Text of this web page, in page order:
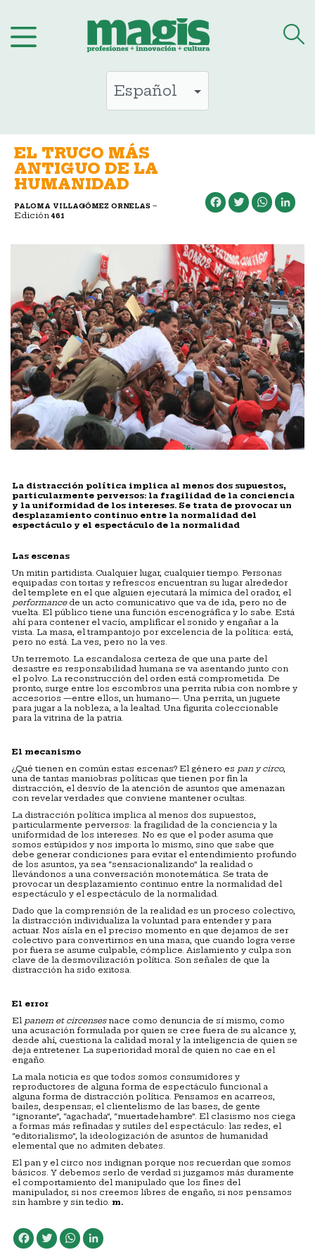
al
EL TRUCO MÁS
ANTIGUO DE LA
HUMANIDAD
PALOMA VILLAGÓMEZ ORNELAS –
Edición461
Facebook Twitter WhatsApp
La distracción política implica al menos dos supuestos,
particularmente perversos: la fragilidad de la conciencia
y la uniformidad de los intereses. Se trata de provocar un
desplazamiento continuo entre la normalidad del
espectáculo y el espectáculo de la normalidad
Las escenas
Un mitin partidista. Cualquier lugar, cualquier tiempo. Personas
equipadas con tortas y refrescos encuentran su lugar alrededor
del templete en el que alguien ejecutará la mímica del orador, el
performance de un acto comunicativo que va de ida, pero no de
vuelta. El público tiene una función escenográfica y lo sabe. Está
ahí para contener el vacío, amplificar el sonido y engañar a la
vista. La masa, el trampantojo por excelencia de la política: está,
pero no está. La ves, pero no la ves.
Un terremoto. La escandalosa certeza de que una parte del
desastre es responsabilidad humana se va asentando junto con
el polvo. La reconstrucción del orden está comprometida. De
pronto, surge entre los escombros una perrita rubia con nombre y
accesorios —entre ellos, un humano—. Una perrita, un juguete
para jugar a la nobleza, a la lealtad. Una figurita coleccionable
para la vitrina de la patria.
El mecanismo
¿Qué tienen en común estas escenas? El género es pan y circo,
una de tantas maniobras políticas que tienen por fin la
distracción, el desvío de la atención de asuntos que amenazan
con revelar verdades que conviene mantener ocultas.
La distracción política implica al menos dos supuestos,
particularmente perversos: la fragilidad de la conciencia y la
uniformidad de los intereses. No es que el poder asuma que
somos estúpidos y nos importa lo mismo, sino que sabe que
debe generar condiciones para evitar el entendimiento profundo
de los asuntos, ya sea “sensacionalizando” la realidad o
llevándonos a una conversación monotemática. Se trata de
provocar un desplazamiento continuo entre la normalidad del
espectáculo y el espectáculo de la normalidad.
Dado que la comprensión de la realidad es un proceso colectivo,
la distracción individualiza la voluntad para entender y para
actuar. Nos aísla en el preciso momento en que dejamos de ser
colectivo para convertirnos en una masa, que cuando logra verse
por fuera se asume culpable, cómplice. Aislamiento y culpa son
clave de la desmovilización política. Son señales de que la
distracción ha sido exitosa.
El error
El panem et circensesnace como denuncia de sí mismo, como
una acusación formulada por quien se cree fuera de su alcance y,
desde ahí, cuestiona la calidad moral y la inteligencia de quien se
deja entretener. La superioridad moral de quien no cae en el
engaño.
La mala noticia es que todos somos consumidores y
reproductores de alguna forma de espectáculo funcional a
alguna forma de distracción política. Pensamos en acarreos,
bailes, despensas; el clientelismo de las bases, de gente
“ignorante”, “agachada”, “muertadehambre”. El clasismo nos ciega
a formas más refinadas y sutiles del espectáculo: las redes, el
“editorialismo”, la ideologización de asuntos de humanidad
elemental que no admiten debates.
El pan y el circo nos indignan porque nos recuerdan que somos
básicos. Y debemos serlo de verdad si juzgamos más duramente
el comportamiento del manipulado que los fines del
manipulador, si nos creemos libres de engaño, si nos pensamos
sin hambre y sin tedio. m.
Facebook
TwitterWhatsApp